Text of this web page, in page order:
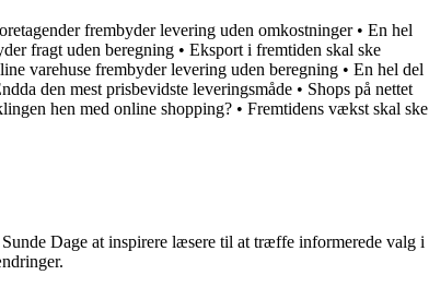
frembyder levering uden omkostninger• En hel
fragt uden beregning • Eksport i fremtiden skal ske
varehuse frembyder levering uden beregning • En hel del
den mest prisbevidste leveringsmåde • Shops på nettet
hen med online shopping? • Fremtidens vækst skal ske
Dage at inspirere læsere til at træffe informerede valg i